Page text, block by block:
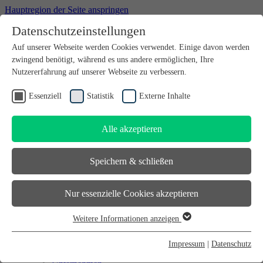
Hauptregion der Seite anspringen
Willkommen bei futureSAX - der Innovationsplattform des
Freistaates Sachsen.
Suchfeld
DE
Sächsisches Start-up-Partner-Netzwerk
Sächsisches Gründerforum
Datenschutzeinstellungen
Auf unserer Webseite werden Cookies verwendet. Einige davon werden
zwingend benötigt, während es uns andere ermöglichen, Ihre
Nutzererfahrung auf unserer Webseite zu verbessern.
Essenziell Statistik Externe Inhalte
Alle akzeptieren
Speichern & schließen
Nur essenzielle Cookies akzeptieren
Essenzielle Cookies werden für grundlegende Funktionen der
Weitere Informationen anzeigen
Impressum Datenschutz